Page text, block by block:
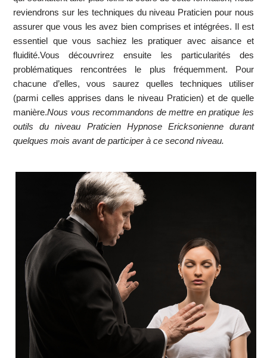
reviendrons sur les techniques du niveau Praticien pour nous
assurer que vous les avez bien comprises et intégrées. Il est
essentiel que vous sachiez les pratiquer avec aisance et
fluidité.Vous découvrirez ensuite les particularités des
problématiques rencontrées le plus fréquemment. Pour
chacune d’elles, vous saurez quelles techniques utiliser
(parmi celles apprises dans le niveau Praticien) et de quelle
manière.Nous vous recommandons de mettre en pratique les
outils du niveau Praticien Hypnose Ericksonienne durant
quelques mois avant de participer à ce second niveau.